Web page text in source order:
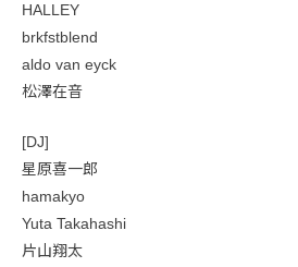
HALLEY
brkfstblend
aldo van eyck
松澤在音
[DJ]
星原喜一郎
hamakyo
Yuta Takahashi
片山翔太